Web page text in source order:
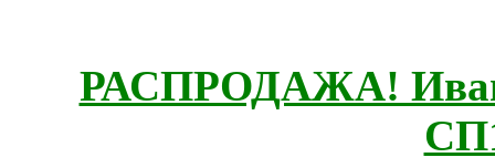
РАСПРОДАЖА!